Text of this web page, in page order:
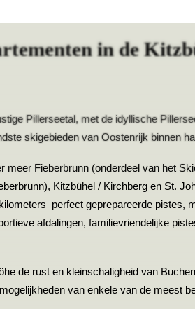
in de
Pillerseetal, met de idyllische
skigebieden van Oostenrijk binnen
meer Fieberbrunn (onderdeel van het
Kitzbühel / Kirchberg en St.
perfect geprepareerde pistes,
afdalingen, familievriendelijke
de rust en kleinschaligheid van
van enkele van de meest